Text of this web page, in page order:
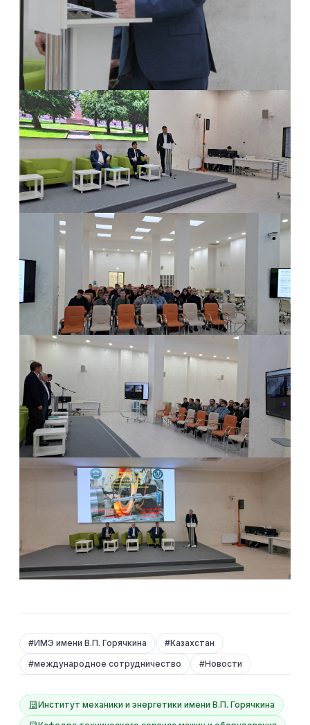
#ИМЭ имени В.П. Горячкина #Казахстан
#международное сотрудничество #Новости
Институт механики и энергетики имени В.П. Горячкина